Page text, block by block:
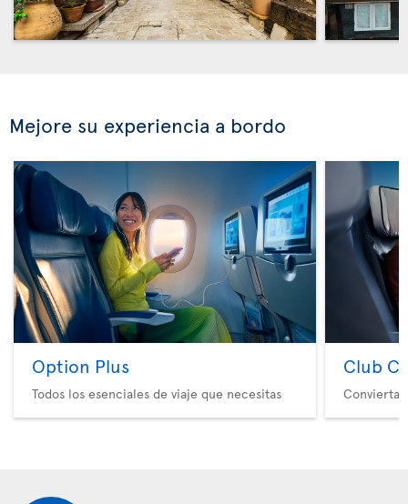
Mejore su experiencia a bordo
Option Plus
Todos los esenciales de viaje que necesitas
Club
Convierta